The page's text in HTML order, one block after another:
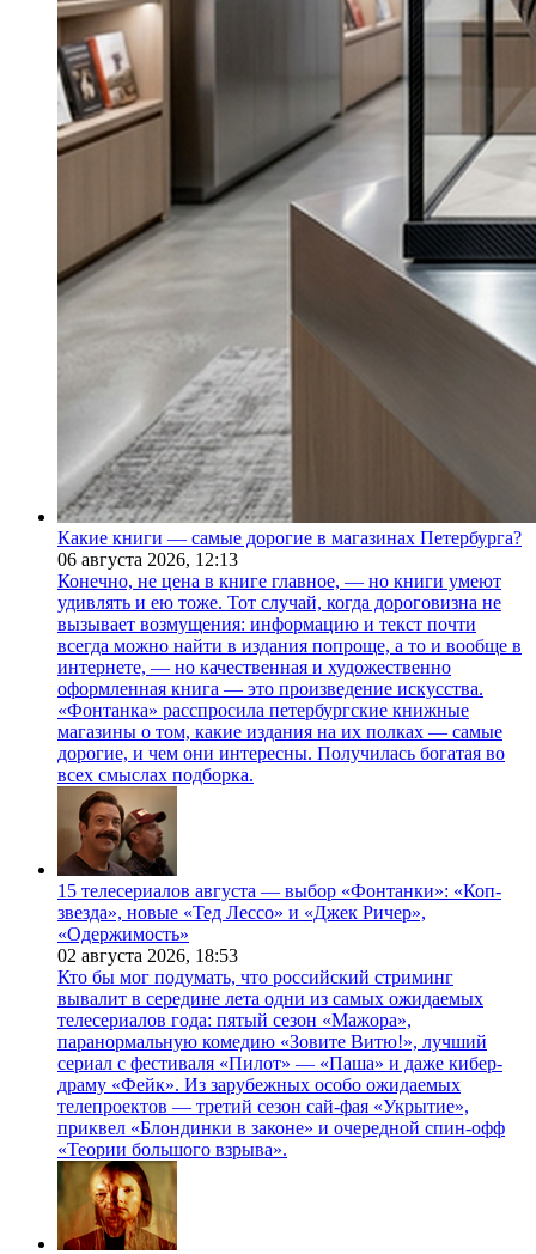
Какие книги — самые дорогие в магазинах Петербурга?
06 августа 2026, 12:13
Конечно, не цена в книге главное, — но книги умеют
удивлять и ею тоже. Тот случай, когда дороговизна не
вызывает возмущения: информацию и текст почти
всегда можно найти в издания попроще, а то и вообще в
интернете, — но качественная и художественно
оформленная книга — это произведение искусства.
«Фонтанка» расспросила петербургские книжные
магазины о том, какие издания на их полках — самые
дорогие, и чем они интересны. Получилась богатая во
всех смыслах подборка.
15 телесериалов августа — выбор «Фонтанки»: «Коп-
звезда», новые «Тед Лессо» и «Джек Ричер»,
«Одержимость»
02 августа 2026, 18:53
Кто бы мог подумать, что российский стриминг
вывалит в середине лета одни из самых ожидаемых
телесериалов года: пятый сезон «Мажора»,
паранормальную комедию «Зовите Витю!», лучший
сериал с фестиваля «Пилот» — «Паша» и даже кибер-
драму «Фейк». Из зарубежных особо ожидаемых
телепроектов — третий сезон сай-фая «Укрытие»,
приквел «Блондинки в законе» и очередной спин-офф
«Теории большого взрыва».